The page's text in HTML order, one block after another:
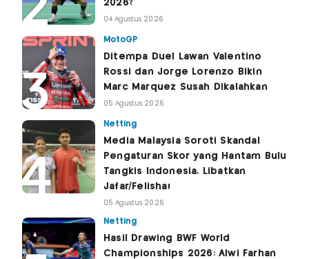
2026?
04 Agustus 2026
MotoGP
Ditempa Duel Lawan Valentino
Rossi dan Jorge Lorenzo Bikin
Marc Marquez Susah Dikalahkan
05 Agustus 2026
Netting
Media Malaysia Soroti Skandal
Pengaturan Skor yang Hantam Bulu
Tangkis Indonesia, Libatkan
Jafar/Felisha!
05 Agustus 2026
Netting
Hasil Drawing BWF World
Championships 2026: Alwi Farhan